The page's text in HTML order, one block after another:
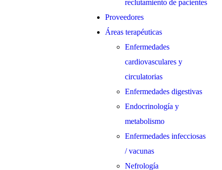
reclutamiento de pacientes
Proveedores
Áreas terapéuticas
Enfermedades
cardiovasculares y
circulatorias
Enfermedades digestivas
Endocrinología y
metabolismo
Enfermedades infecciosas
/ vacunas
Nefrología